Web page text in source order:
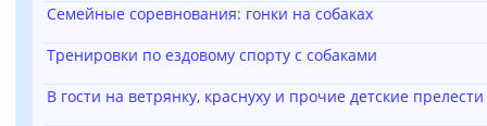
Семейные соревнования: гонки на собаках
Тренировки по ездовому спорту с собаками
В гости на ветрянку, краснуху и прочие детские прелести